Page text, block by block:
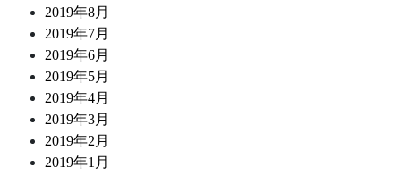
2019年8月
2019年7月
2019年6月
2019年5月
2019年4月
2019年3月
2019年2月
2019年1月